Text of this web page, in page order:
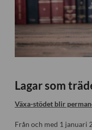
Lagar som
Växa-stödet blir
Från och med 1 januari